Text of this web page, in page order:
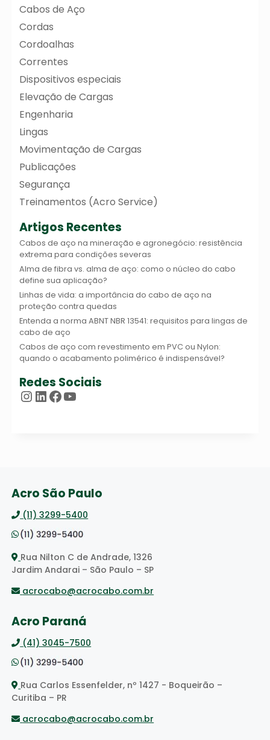
Cabos de Aço
Cordas
Cordoalhas
Correntes
Dispositivos especiais
Elevação de Cargas
Engenharia
Lingas
Movimentação de Cargas
Publicações
Segurança
Treinamentos (Acro Service)
Artigos Recentes
Cabos de aço na mineração e agronegócio: resistência
extrema para condições severas
Alma de fibra vs. alma de aço: como o núcleo do cabo
define sua aplicação?
Linhas de vida: a importância do cabo de aço na
proteção contra quedas
Entenda a norma ABNT NBR 13541: requisitos para lingas de
cabo de aço
Cabos de aço com revestimento em PVC ou Nylon:
quando o acabamento polimérico é indispensável?
Redes Sociais
Instagram
LinkedIn
Facebook
Youtube
Acro São Paulo
(11) 3299-5400
Rua Nilton C de Andrade, 1326
Jardim Andarai – São Paulo – SP
acrocabo@acrocabo.com.br
Acro Paraná
(41) 3045-7500
Rua Carlos Essenfelder, nº 1427 - Boqueirão –
Curitiba – PR
acrocabo@acrocabo.com.br